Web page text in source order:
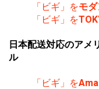
「ビギ」をモ
「ビギ」を
日本配送対応のアメ
ル
「ビギ」を